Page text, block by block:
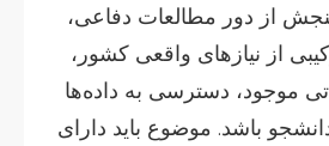
از دور مطالعات دفاعی،
از نیازهای واقعی کشور،
موجود، دسترسی به داده‌ها
باشد. موضوع باید دارای